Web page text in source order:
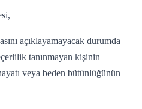
açıklayamayacak durumda
tanınmayan kişinin
veya beden bütünlüğünün